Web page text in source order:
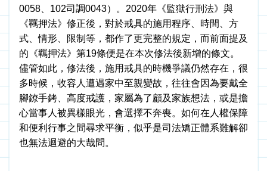
0058、102司調0043）。2020年《監獄行刑法》與
《羈押法》修正後，對於戒具的施用程序、時間、方
式、情形、限制等，都作了更完整的規定，而前面提及
的《羈押法》第19條便是在本次修法後新增的條文。
儘管如此，修法後，施用戒具的時機爭議仍然存在，很
多時候，收容人遭遇家中至親變故，往往會因為要戴全
腳鐐手銬、高度戒護，家屬為了顧及家族想法，或是擔
心當事人被異樣眼光，會選擇不奔喪。如何在人權保障
和便利行事之間尋求平衡，似乎是司法矯正體系難解卻
也無法迴避的大哉問。